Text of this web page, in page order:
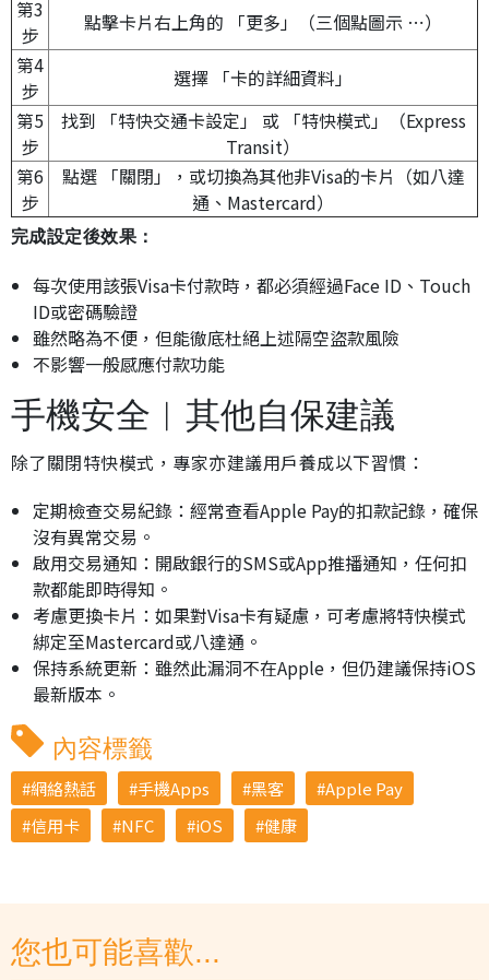
第3
步
點擊卡片右上角的 「更多」（三個點圖示 ⋯）
第4
步
選擇 「卡的詳細資料」
第5
步
找到 「特快交通卡設定」 或 「特快模式」（Express
Transit）
第6
步
點選 「關閉」，或切換為其他非Visa的卡片（如八達
通、Mastercard）
完成設定後效果：
每次使用該張Visa卡付款時，都必須經過Face ID、Touch
ID或密碼驗證
雖然略為不便，但能徹底杜絕上述隔空盜款風險
不影響一般感應付款功能
手機安全︱其他自保建議
除了關閉特快模式，專家亦建議用戶養成以下習慣：
定期檢查交易紀錄：經常查看Apple Pay的扣款記錄，確保
沒有異常交易。
啟用交易通知：開啟銀行的SMS或App推播通知，任何扣
款都能即時得知。
考慮更換卡片：如果對Visa卡有疑慮，可考慮將特快模式
綁定至Mastercard或八達通。
保持系統更新：雖然此漏洞不在Apple，但仍建議保持iOS
最新版本。
內容標籤
網絡熱話 手機Apps 黑客
Apple Pay
信用卡
NFC iOS 健康
您也可能喜歡...